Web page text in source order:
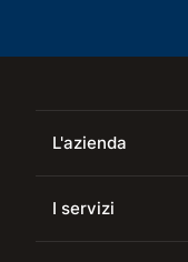
L'azienda
I servizi